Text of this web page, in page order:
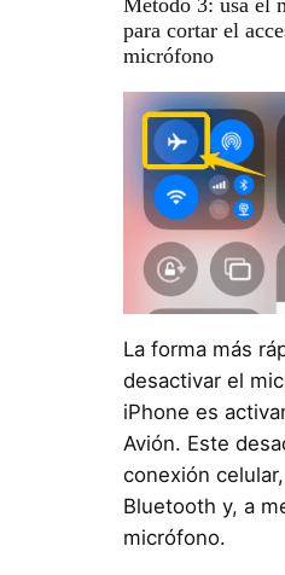
Método 3: usa el
para cortar el
micrófono
La forma más
desactivar el
iPhone es
Avión. Este
conexión
Bluetooth y, a
micrófono.